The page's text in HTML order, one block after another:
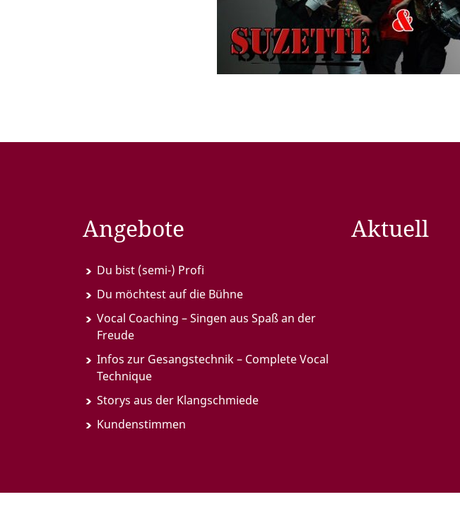
Angebote
Du bist (semi-) Profi
Du möchtest auf die Bühne
Vocal Coaching – Singen aus Spaß an der
Freude
Infos zur Gesangstechnik – Complete Vocal
Technique
Storys aus der Klangschmiede
Kundenstimmen
Aktuell